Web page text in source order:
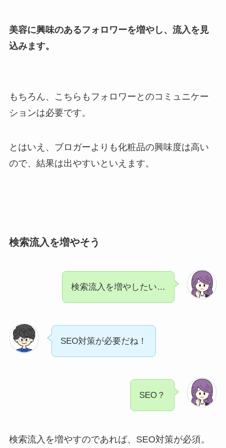
美容に興味のあるフォロワーを増やし、流入を見
込みます。
もちろん、
こちらもフォロワーとのコミュニケー
ションは必要です。
とはいえ、ブロガーよりも化粧品の興味度は高い
ので、結果は出やすいといえます。
検索流入を増やそう
検索流入を増やしたい…
SEO対策が必要だね！
SEO？
検索流入を増やすのであれば、SEO対策が必須。